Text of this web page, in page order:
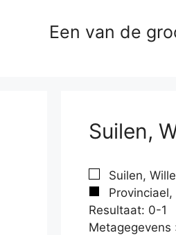
Een van de
Suilen,
Suilen,
Provinciael,
Resultaat: 0-1
Metagegevens